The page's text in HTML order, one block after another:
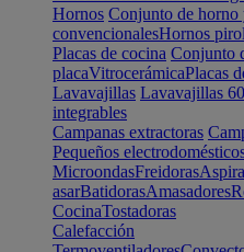
Hornos Conjunto de horno
convencionalesHornos
Placas de cocina Conjunto
placaVitrocerámicaPlacas
Lavavajillas Lavavajillas
integrables
Campanas extractoras
Pequeños
MicroondasFreidoras
asarBatidorasAmasadores
CocinaTostadoras
Calefacción